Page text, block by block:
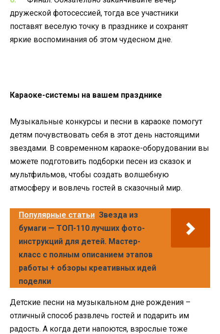
дружеской фотосессией, тогда все участники
поставят веселую точку в празднике и сохранят
яркие воспоминания об этом чудесном дне.
Караоке-системы на вашем празднике
Музыкальные конкурсы и песни в караоке помогут
детям почувствовать себя в этот день настоящими
звездами. В современном караоке-оборудовании вы
можете подготовить подборки песен из сказок и
мультфильмов, чтобы создать волшебную
атмосферу и вовлечь гостей в сказочный мир.
Популярные статьи Звезда из
бумаги — ТОП-110 лучших фото-
инструкций для детей. Мастер-
класс с полным описанием этапов
работы + обзоры креативных идей
поделки
Детские песни на музыкальном дне рождения –
отличный способ развлечь гостей и подарить им
радость. А когда дети напоются, взрослые тоже